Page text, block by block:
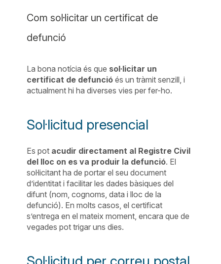
Com sol·licitar un certificat de
defunció
La bona notícia és que sol·licitar un
certificat de defunció és un tràmit senzill, i
actualment hi ha diverses vies per fer-ho.
Sol·licitud presencial
Es pot acudir directament al Registre Civil
del lloc on es va produir la defunció. El
sol·licitant ha de portar el seu document
d’identitat i facilitar les dades bàsiques del
difunt (nom, cognoms, data i lloc de la
defunció). En molts casos, el certificat
s’entrega en el mateix moment, encara que de
vegades pot trigar uns dies.